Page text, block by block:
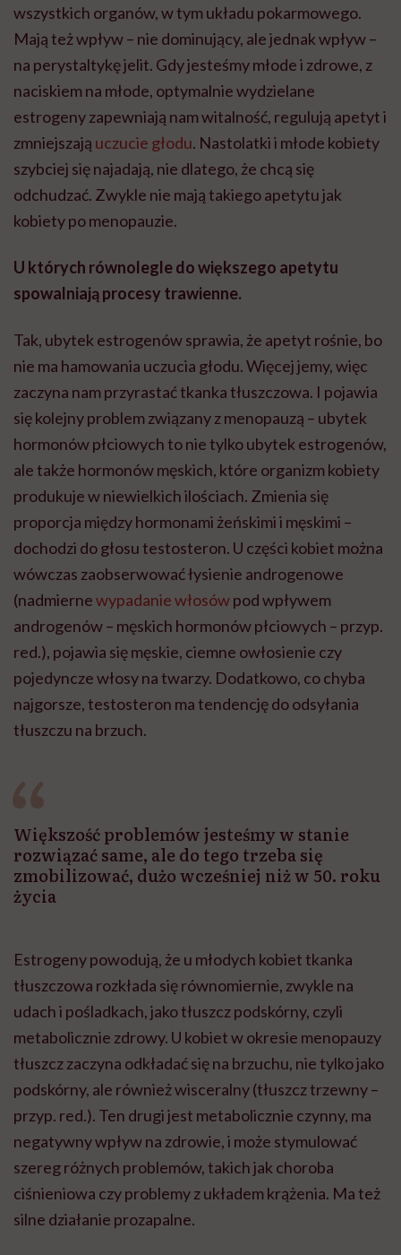
wszystkich organów, w tym układu pokarmowego.
Mają też wpływ – nie dominujący, ale jednak wpływ –
na perystaltykę jelit. Gdy jesteśmy młode i zdrowe, z
naciskiem na młode, optymalnie wydzielane
estrogeny zapewniają nam witalność, regulują apetyt i
zmniejszają uczucie głodu. Nastolatki i młode kobiety
szybciej się najadają, nie dlatego, że chcą się
odchudzać. Zwykle nie mają takiego apetytu jak
kobiety po menopauzie.
U których równolegle do większego apetytu
spowalniają procesy trawienne.
Tak, ubytek estrogenów sprawia, że apetyt rośnie, bo
nie ma hamowania uczucia głodu. Więcej jemy, więc
zaczyna nam przyrastać tkanka tłuszczowa. I pojawia
się kolejny problem związany z menopauzą – ubytek
hormonów płciowych to nie tylko ubytek estrogenów,
ale także hormonów męskich, które organizm kobiety
produkuje w niewielkich ilościach. Zmienia się
proporcja między hormonami żeńskimi i męskimi –
dochodzi do głosu testosteron. U części kobiet można
wówczas zaobserwować łysienie androgenowe
(nadmiernewypadanie włosówpod wpływem
androgenów – męskich hormonów płciowych – przyp.
red.), pojawia się męskie, ciemne owłosienie czy
pojedyncze włosy na twarzy. Dodatkowo, co chyba
najgorsze, testosteron ma tendencję do odsyłania
tłuszczu na brzuch.
Większość problemów jesteśmy w stanie
rozwiązać same, ale do tego trzeba się
zmobilizować, dużo wcześniej niż w 50. roku
życia
Estrogeny powodują, że u młodych kobiet tkanka
tłuszczowa rozkłada się równomiernie, zwykle na
udach i pośladkach, jako tłuszcz podskórny, czyli
metabolicznie zdrowy. U kobiet w okresie menopauzy
tłuszcz zaczyna odkładać się na brzuchu, nie tylko jako
podskórny, ale również wisceralny (tłuszcz trzewny –
przyp. red.). Ten drugi jest metabolicznie czynny, ma
negatywny wpływ na zdrowie, i może stymulować
szereg różnych problemów, takich jak choroba
ciśnieniowa czy problemy z układem krążenia. Ma też
silne działanie prozapalne.